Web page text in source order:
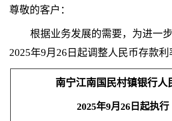
尊敬的客户：
根据业务发展的需要，为进一
2025年9月26日起调整人民币存款
南宁江南国民村镇银行
2025年9月26日起